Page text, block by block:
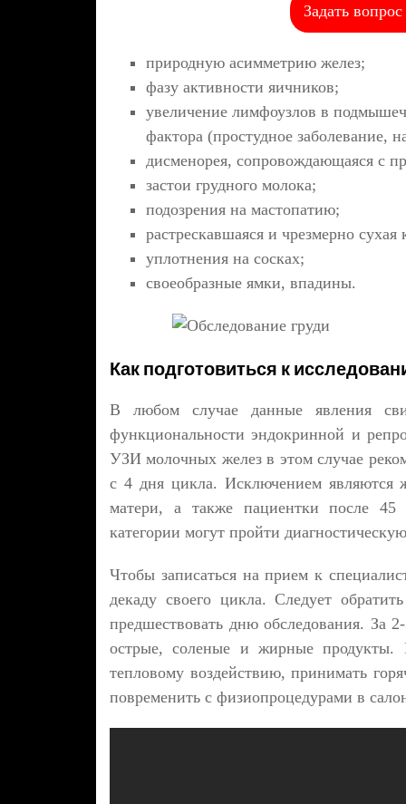
Задать
природную асимметрию желез;
фазу активности яичников;
увеличение лимфоузлов в
фактора (простудное заболевание,
дисменорея, сопровождающаяся с
застои грудного молока;
подозрения на мастопатию;
растрескавшаяся и чрезмерно
уплотнения на сосках;
своеобразные ямки, впадины.
Как подготовиться к
В любом случае данные явления
функциональности эндокринной и
УЗИ молочных желез в этом случае
с 4 дня цикла. Исключением
матери, а также пациентки после
категории могут пройти
Чтобы записаться на прием к
декаду своего цикла. Следует
предшествовать дню обследования. За
острые, соленые и жирные продукты.
тепловому воздействию, принимать
повременить с физиопроцедурами в